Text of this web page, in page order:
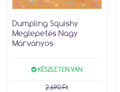
Dumpling Squishy
Meglepetés Nagy
Márványos
KÉSZLETEN VAN
2 690 Ft